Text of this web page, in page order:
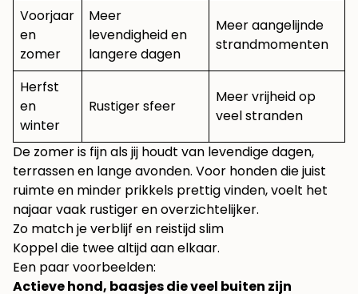
Voorjaar
en
zomer
Meer
levendigheid en
langere dagen
Meer aangelijnde
strandmomenten
Herfst
en
winter
Rustiger sfeer
Meer vrijheid op
veel stranden
De zomer is fijn als jij houdt van levendige dagen,
terrassen en lange avonden. Voor honden die juist
ruimte en minder prikkels prettig vinden, voelt het
najaar vaak rustiger en overzichtelijker.
Zo match je verblijf en reistijd slim
Koppel die twee altijd aan elkaar.
Een paar voorbeelden:
Actieve hond, baasjes die veel buiten zijn